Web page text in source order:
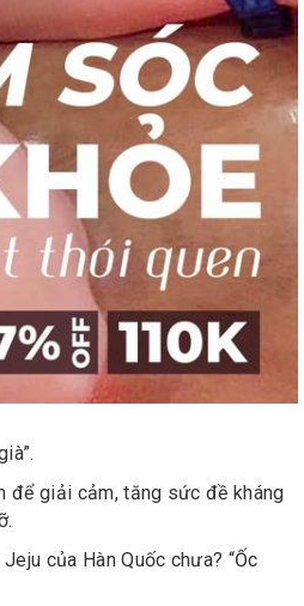
để giải cảm, tăng sức đề kháng
của Hàn Quốc chưa? “Ốc